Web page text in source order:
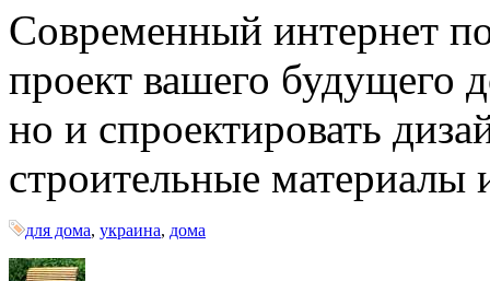
Современный интернет
проект вашего будущего
но и спроектировать
строительные материалы
для дома, украина, дома